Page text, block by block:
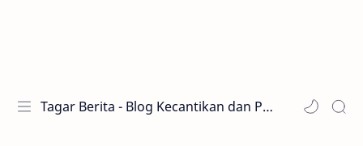
Tagar Berita - Blog Kecantikan dan Perawatan